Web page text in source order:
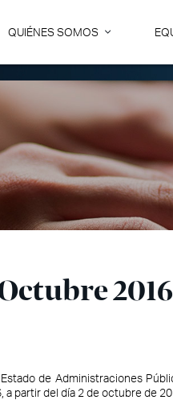
QUIÉNES SOMOS
2016
de Administraciones
partir del día 2 de octubre de